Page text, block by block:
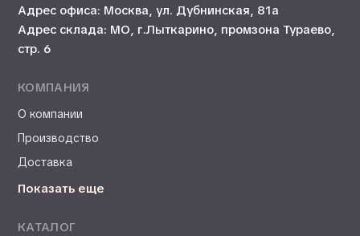
Адрес офиса: Москва, ул. Дубнинская, 81а
Адрес склада: МО, г.Лыткарино, промзона Тураево,
стр. 6
КОМПАНИЯ
О компании
Производство
Доставка
Показать еще
КАТАЛОГ